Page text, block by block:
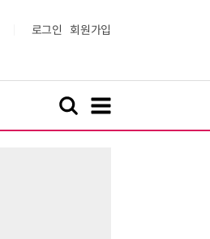
로그인 회원가입